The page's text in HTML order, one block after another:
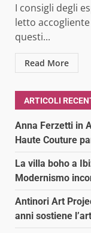
I consigli degli
letto
questi...
Read More
ARTICOLI
Anna Ferzetti in
Haute Couture
La villa boho a
Modernismo
Antinori Art
anni sostiene